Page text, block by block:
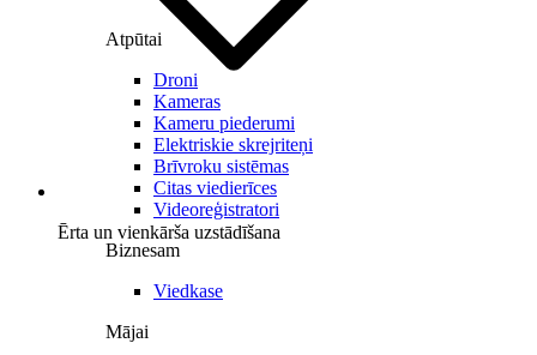
Atpūtai
Droni
Kameras
Kameru piederumi
Elektriskie skrejriteņi
Brīvroku sistēmas
Citas viedierīces
Videoreģistratori
Biznesam
Viedkase
Mājai
Ērta un vienkārša uzstādīšana